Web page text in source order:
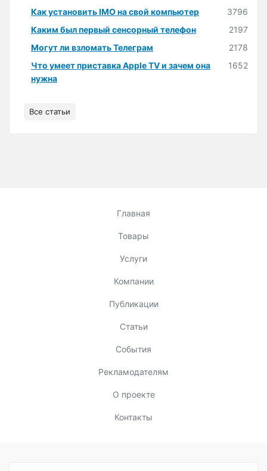
Как установить IMO на свой компьютер
3796
Каким был первый сенсорный телефон
2197
Могут ли взломать Телеграм
2178
Что умеет приставка Apple TV и зачем она
нужна
1652
Все статьи
Главная
Товары
Услуги
Компании
Публикации
Статьи
События
Рекламодателям
О проекте
Контакты